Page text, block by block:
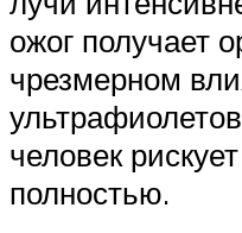
ожог получает
чрезмерном
человек
полностью.